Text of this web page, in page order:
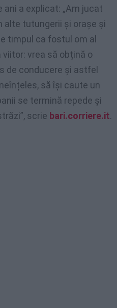
a explicat: „Am jucat
alte tutungerii și orașe și
timpul ca fostul om al
vrea să obțină o
de conducere și astfel
să își caute un
se termină repede și
scrie bari.corriere.it.